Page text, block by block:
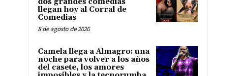
llegan hoy al Corral de
Comedias
8 de agosto de 2026
Camela llega a Almagro: una
noche para volver a los años
del casete, los amores